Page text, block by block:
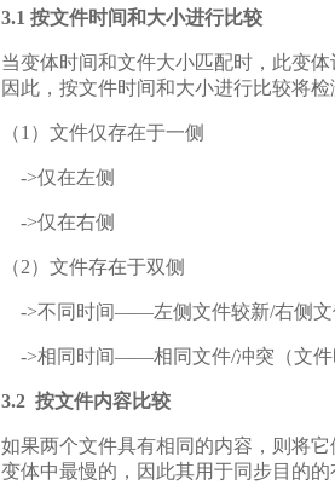
3.1 按文件时间和大小进行比较
当变体时间和文件大小匹配时，此变
因此，按文件时间和大小进行比较将
（1）文件仅存在于一侧
->仅在左侧
->仅在右侧
（2）文件存在于双侧
->不同时间——左侧文件较新/右侧文
->相同时间——相同文件/冲突（文件
3.2 按文件内容比较
如果两个文件具有相同的内容，则将
变体中最慢的，因此其用于同步目的